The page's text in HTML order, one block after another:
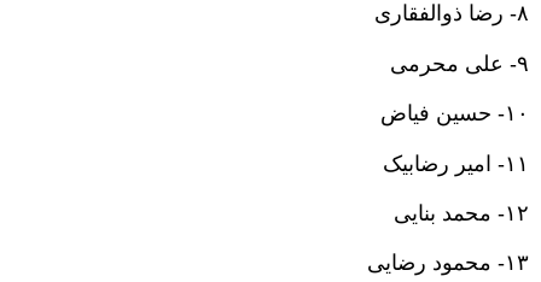
۸- رضا ذوالفقاری
۹- علی محرمی
۱۰- حسین فیاض
۱۱- امیر رضابیک
۱۲- محمد بنایی
۱۳- محمود رضایی